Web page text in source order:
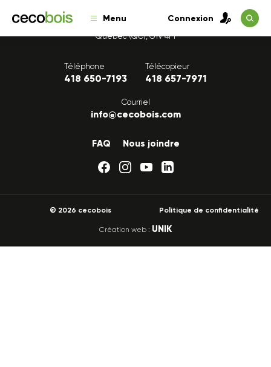
Menu Connexion
1175, avenue Lavigerie, Bureau 200
Québec (QC), G1V 4P1
Téléphone
418 650-7193
Télécopieur
418 657-7971
Courriel
info@cecobois.com
FAQ Nous joindre
© 2026 cecobois Politique de confidentialité
Création web : UNIK